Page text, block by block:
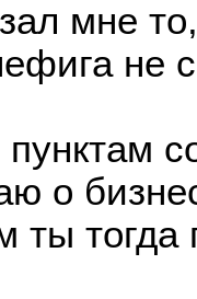
мне
не
о
ты